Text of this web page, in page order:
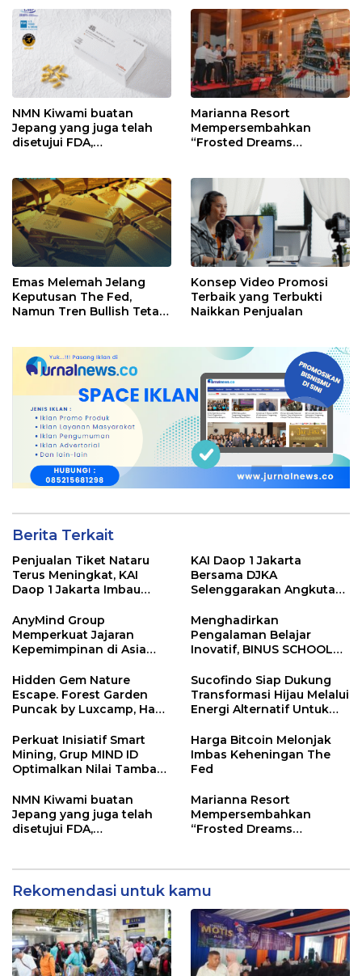
NMN Kiwami buatan
Jepang yang juga telah
disetujui FDA,
penjualan sekaligus
membuka perekrutan
agen penjualan lokal.
Marianna Resort
Mempersembahkan
“Frosted Dreams
yang Magis
Emas Melemah Jelang
Keputusan The Fed,
Namun Tren Bullish Tetap
Konsep Video Promosi
Terbaik yang Terbukti
Naikkan Penjualan
Berita Terkait
Penjualan Tiket Nataru
Terus Meningkat, KAI
Daop 1 Jakarta Imbau
Awal
KAI Daop 1 Jakarta
Bersama DJKA
Selenggarakan Angkutan
Natal 2025 dan Tahun
Baru 2026
AnyMind Group
Memperkuat Jajaran
Kepemimpinan di Asia
Penunjukan Baru
Menghadirkan
Pengalaman Belajar
Inovatif, BINUS SCHOOL
Tepat untuk Pemimpin
Masa Depan
Hidden Gem Nature
Escape. Forest Garden
Puncak by Luxcamp, Hadir
Luas, Asri, dan Penuh
Aktivitas
Sucofindo Siap Dukung
Transformasi Hijau Melalui
Energi Alternatif Untuk
Berkelanjutan
Perkuat Inisiatif Smart
Mining, Grup MIND ID
Optimalkan Nilai Tambah
Harga Bitcoin Melonjak
Imbas Keheningan The
Fed
NMN Kiwami buatan
Jepang yang juga telah
disetujui FDA,
penjualan sekaligus
membuka perekrutan
Marianna Resort
Mempersembahkan
“Frosted Dreams
yang Magis
Rekomendasi untuk kamu